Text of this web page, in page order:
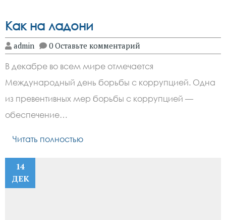
Как на ладони
admin 0 Оставьте комментарий
В декабре во всем мире отмечается
Международный день борьбы с коррупцией. Одна
из превентивных мер борьбы с коррупцией —
обеспечение…
Читать полностью
14
ДЕК